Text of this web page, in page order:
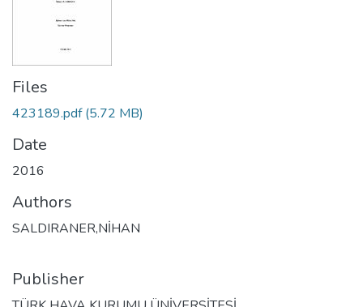
Files
423189.pdf(5.72 MB)
Date
2016
Authors
SALDIRANER,NİHAN
Publisher